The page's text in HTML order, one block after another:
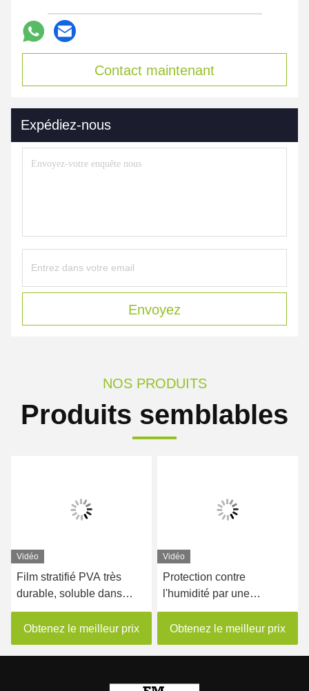
Contact maintenant
Expédiez-nous
Envoyez
NOS PRODUITS
Produits semblables
Vidéo
Film stratifié PVA très
durable, soluble dans
l'eau, pour emballage
alimentaire
Obtenez le meilleur prix
Vidéo
Protection contre
l'humidité par une
pellicule lamellée en relief
soluble dans l'eau
Obtenez le meilleur prix